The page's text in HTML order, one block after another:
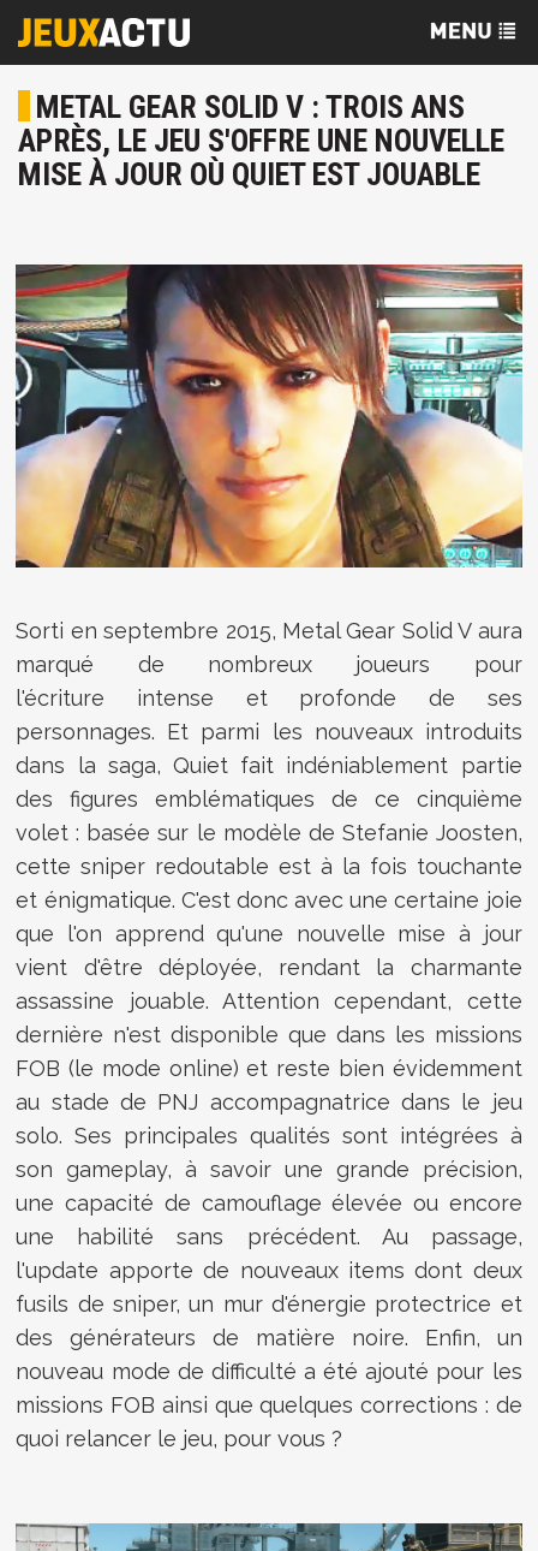
METAL GEAR SOLID V : TROIS ANS
APRÈS, LE JEU S'OFFRE UNE NOUVELLE
MISE À JOUR OÙ QUIET EST JOUABLE
Sorti en septembre 2015, Metal Gear Solid V aura
marqué de nombreux joueurs pour
l'écriture intense et profonde de ses
personnages. Et parmi les nouveaux introduits
dans la saga, Quiet fait indéniablement partie
des figures emblématiques de ce cinquième
volet : basée sur le modèle de Stefanie Joosten,
cette sniper redoutable est à la fois touchante
et énigmatique. C'est donc avec une certaine joie
que l'on apprend qu'une nouvelle mise à jour
vient d'être déployée, rendant la charmante
assassine jouable. Attention cependant, cette
dernière n'est disponible que dans les missions
FOB (le mode online) et reste bien évidemment
au stade de PNJ accompagnatrice dans le jeu
solo. Ses principales qualités sont intégrées à
son gameplay, à savoir une grande précision,
une capacité de camouflage élevée ou encore
une habilité sans précédent. Au passage,
l'update apporte de nouveaux items dont deux
fusils de sniper, un mur d'énergie protectrice et
des générateurs de matière noire. Enfin, un
nouveau mode de difficulté a été ajouté pour les
missions FOB ainsi que quelques corrections : de
quoi relancer le jeu, pour vous ?